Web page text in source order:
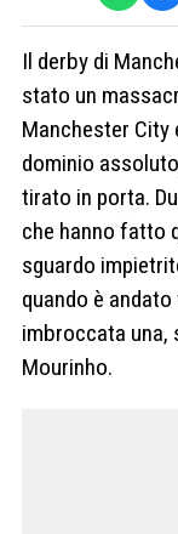
Il derby di
stato un
Manchester City
dominio
tirato in porta.
che hanno fatto
sguardo
quando è
imbroccata una,
Mourinho.